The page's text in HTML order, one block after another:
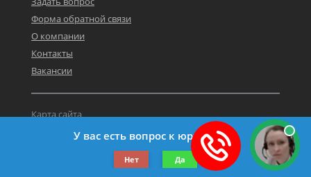
Форма обратной связи
О компании
Контакты
Вакансии
©2019-2026 Все права защищены.
Карта сайта
Политика персональных данных
У вас есть вопрос к юристу?
Нет Да